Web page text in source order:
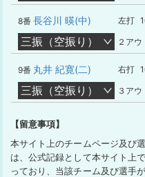
8番 長谷川 暎(中) 左打
三振（空振り） ２アウ
9番 丸井 紀寛(二) 右打
三振（空振り） ３ア
【留意事項】
本サイト上のチームページ及び
は、公式記録として本サイト上
っており、当該チーム及び選手